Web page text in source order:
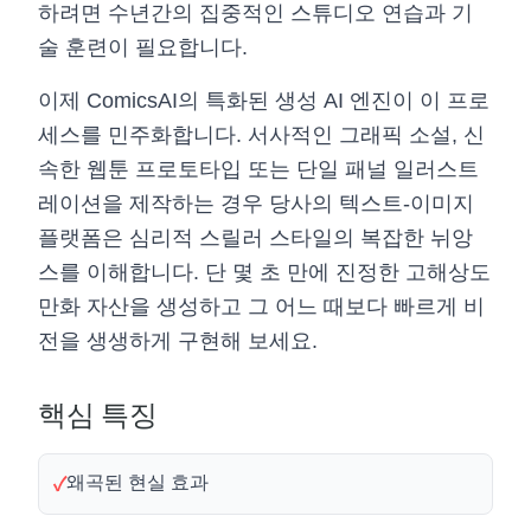
하려면 수년간의 집중적인 스튜디오 연습과 기
술 훈련이 필요합니다.
이제 ComicsAI의 특화된 생성 AI 엔진이 이 프로
세스를 민주화합니다. 서사적인 그래픽 소설, 신
속한 웹툰 프로토타입 또는 단일 패널 일러스트
레이션을 제작하는 경우 당사의 텍스트-이미지
플랫폼은 심리적 스릴러 스타일의 복잡한 뉘앙
스를 이해합니다. 단 몇 초 만에 진정한 고해상도
만화 자산을 생성하고 그 어느 때보다 빠르게 비
전을 생생하게 구현해 보세요.
핵심 특징
✓왜곡된 현실 효과